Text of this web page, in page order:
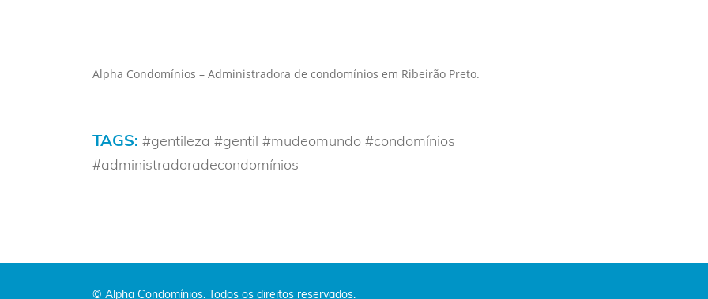
Alpha Condomínios – Administradora de condomínios em Ribeirão Preto.
TAGS: #gentileza #gentil #mudeomundo #condomínios
#administradoradecondomínios
© Alpha Condomínios. Todos os direitos reservados.